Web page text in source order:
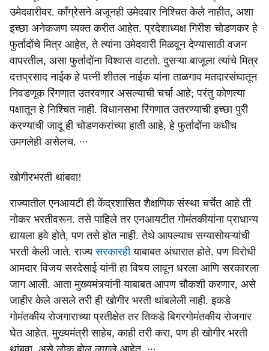
उमेदवारीवर. काँग्रेसने अजूनही उमेदवार निश्चित केले नाहीत, अशा
इच्छा अनेकजण व्यक्त करीत आहेत. प्रदेशाध्यक्ष गिरीश चोडणकर हे
फुर्तादोंचे मित्र आहेत, ते त्यांना उमेदवारी मिळवून देण्यासाठी वजन
वापरतील, असा फुर्तादोंना विश्वास वाटतो. दुसऱ्या बाजूला त्यांचे मित्र
दत्तप्रसाद नाईक हे पत्नी शीतल नाईक यांना ताळगाव मतदारसंघातून
निवडणूक रिंगणात उतरवणार असल्याची चर्चा आहे; परंतु कोणत्या
पक्षातून हे निश्चित नाही. विधानसभा रिंगणात उतरण्याची इच्छा पुरी
करण्याची जादू ही चोडणकरांच्या हाती आहे, हे फुर्तादोंना कधीच
उमगलेही असेलच. ∙∙∙
खोगीरभरती थांबवा!
राज्यातील एनआयटी ही केंद्रशासित शैक्षणिक संस्था चर्चेत आहे ती
नोकर भरतीवरून. तसे पाहिले तर एनआयटीत गोमंतकीयांना प्राधान्य
द्यायला हवे होते, पण तसे होत नाही. तेथे आपल्याच सग्यासोयऱ्यांची
भरती केली जाते. राज्यसरकारहीयाबाबत अंधारात होते. पण विरोधी
आमदार विजय सरदेसाई यांनी हा विषय लावून धरला आणि सरकारला
जाग आली. आता मुख्यमंत्र्यांनी याबाबत आपण चौकशी करणार, असे
जाहीर केले असले तरी ही खोगीर भरती थांबलेली नाही. इकडे
गोमंतकीय रोजगाराच्या प्रतीक्षेत तर तिकडे बिगरगोमंतकीय रोजगार
घेत आहेत. मुख्यमंत्री साहेब, काही तरी करा, पण ही खोगीर भरती